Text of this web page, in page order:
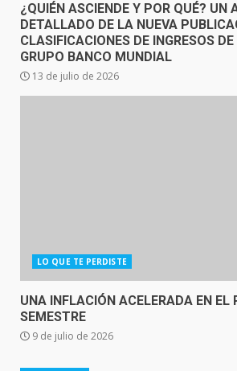
¿QUIÉN ASCIENDE Y POR QUÉ? UN
DETALLADO DE LA NUEVA
CLASIFICACIONES DE INGRESOS
GRUPO BANCO MUNDIAL
13 de julio de 2026
LO QUE TE PERDISTE
UNA INFLACIÓN ACELERADA EN EL
SEMESTRE
9 de julio de 2026